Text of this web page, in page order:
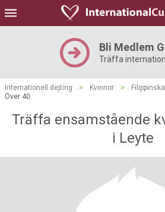
Bli Medlem
Träffa
Internationell dejting > Kvinnor > Filippinska
Över 40
Träffa ensamstående
i Leyte